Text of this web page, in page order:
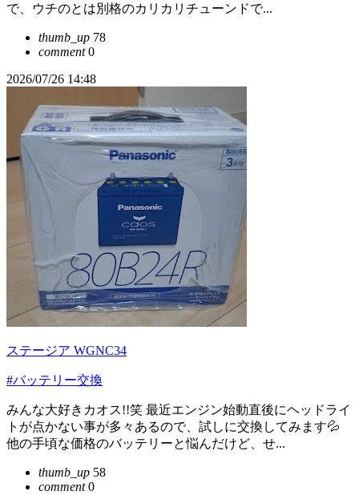
で、ウチのとは別格のカリカリチューンドで...
thumb_up 78
comment0
2026/07/26 14:48
ステージア WGNC34
#バッテリー交換
みんな大好きカオス!!笑 最近エンジン始動直後にヘッドライ
トが点かない事が多々あるので、試しに交換してみます💦
他の手頃な価格のバッテリーと悩んだけど、せ...
thumb_up 58
comment0